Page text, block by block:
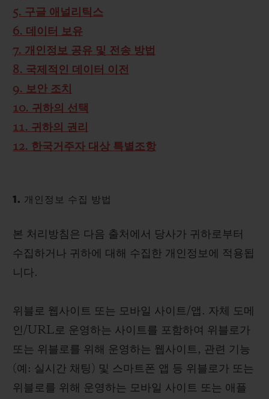
5. 구글 애널리틱스
6. 데이터 보유
7. 개인정보 공유 및 전송 방법
8. 국제적인 데이터 이전
9. 보안 조치
10. 귀하의 선택
11. 귀하의 권리
12. 한국거주자 대상 특별조항
1. 개인정보 수집 방법
본 처리방침은 다음 출처에서 당사가 귀하로부터
수집하거나 귀하에 대해 수집한 개인정보에 적용됩
니다.
위블로 웹사이트 또는 모바일 사이트/앱. 자체 도메
인/URL로 운영하는 사이트를 포함하여 위블로가
또는 위블로를 위해 운영하는 웹사이트, 관련 기능
(예: 실시간 채팅) 및 스마트폰 앱 등 위블로가 또는
위블로를 위해 운영하는 모바일 사이트 또는 애플